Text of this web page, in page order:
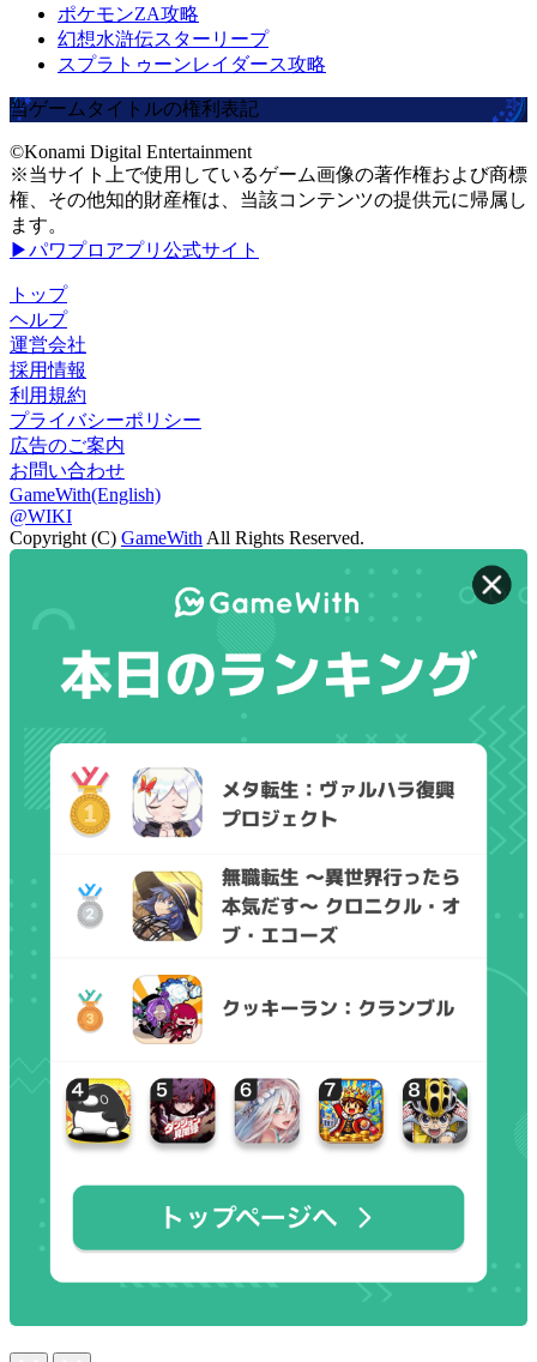
ポケモンZA攻略
幻想水滸伝スターリープ
スプラトゥーンレイダース攻略
当ゲームタイトルの権利表記
©Konami Digital Entertainment
※当サイト上で使用しているゲーム画像の著作権および商標
権、その他知的財産権は、当該コンテンツの提供元に帰属し
ます。
▶パワプロアプリ公式サイト
トップ
ヘルプ
運営会社
採用情報
利用規約
プライバシーポリシー
広告のご案内
お問い合わせ
GameWith(English)
@WIKI
Copyright (C) GameWith All Rights Reserved.